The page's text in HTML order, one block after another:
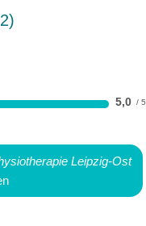
2
5,0
Leipzig-Ost